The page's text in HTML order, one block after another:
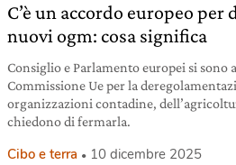
C’è un accordo europeo
nuovi ogm: cosa significa
Consiglio e Parlamento europei si sono
Commissione Ue per la
organizzazioni contadine,
chiedono di fermarla.
Cibo e terra 10 dicembre 2025